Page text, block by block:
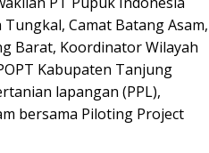
Camat Batang Asam,
Barat, Koordinator Wilayah
Kabupaten Tanjung
lapangan (PPL),
bersama Piloting Project